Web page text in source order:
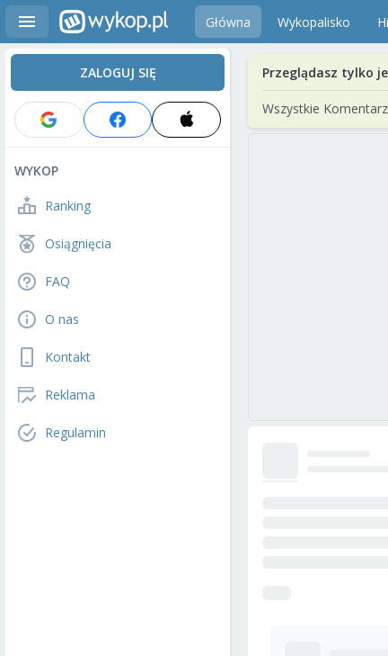
Główna Wykopalisko
ZALOGUJ SIĘ
WYKOP
Ranking
Osiągnięcia
FAQ
O nas
Kontakt
Reklama
Regulamin
Przeglądasz tylko
Wszystkie